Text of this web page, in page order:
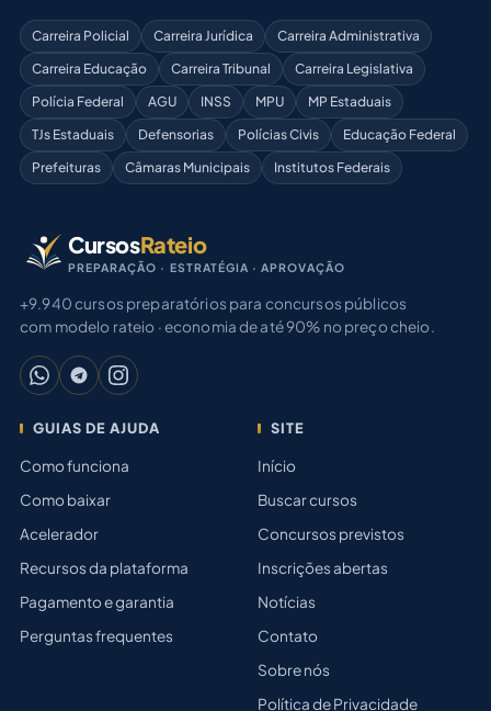
Carreira Policial Carreira Jurídica
Carreira Administrativa
Carreira Educação
Carreira Tribunal
Carreira Legislativa
Polícia Federal
AGU INSS MPU
MP Estaduais
TJs Estaduais
Defensorias Polícias Civis
Educação Federal
Prefeituras
Câmaras Municipais Institutos Federais
CursosRateio
PREPARAÇÃO · ESTRATÉGIA · APROVAÇÃO
+9.940 cursos preparatórios para concursos públicos
com modelo rateio · economia de até 90% no preço cheio.
GUIAS DE AJUDA
Como funciona
Como baixar
Acelerador
Recursos da plataforma
Pagamento e garantia
Perguntas frequentes
SITE
Início
Buscar cursos
Concursos previstos
Inscrições abertas
Notícias
Contato
Sobre nós
Política de Privacidade